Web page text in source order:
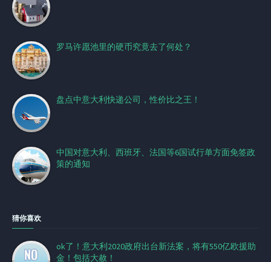
罗马许愿池里的硬币究竟去了何处？
盘点中意大利快递公司，性价比之王！
中国对意大利、西班牙、法国等6国试行单方面免签政
策的通知
猜你喜欢
ok了！意大利2020政府出台新法案，将有550亿欧援助
金！包括大赦！